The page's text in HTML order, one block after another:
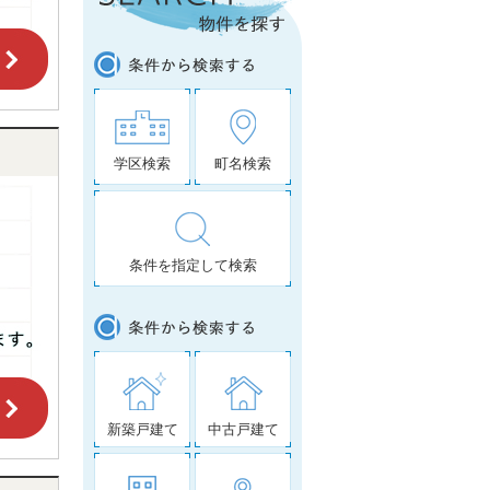
学区検索 町名検索
条件を指定して検索
新築戸建て 中古戸建て